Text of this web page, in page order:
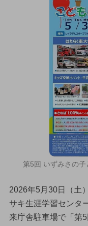
第5回 いずみさの
2026年5月30日（土
サキ生涯学習センタ
来庁舎駐車場で「第